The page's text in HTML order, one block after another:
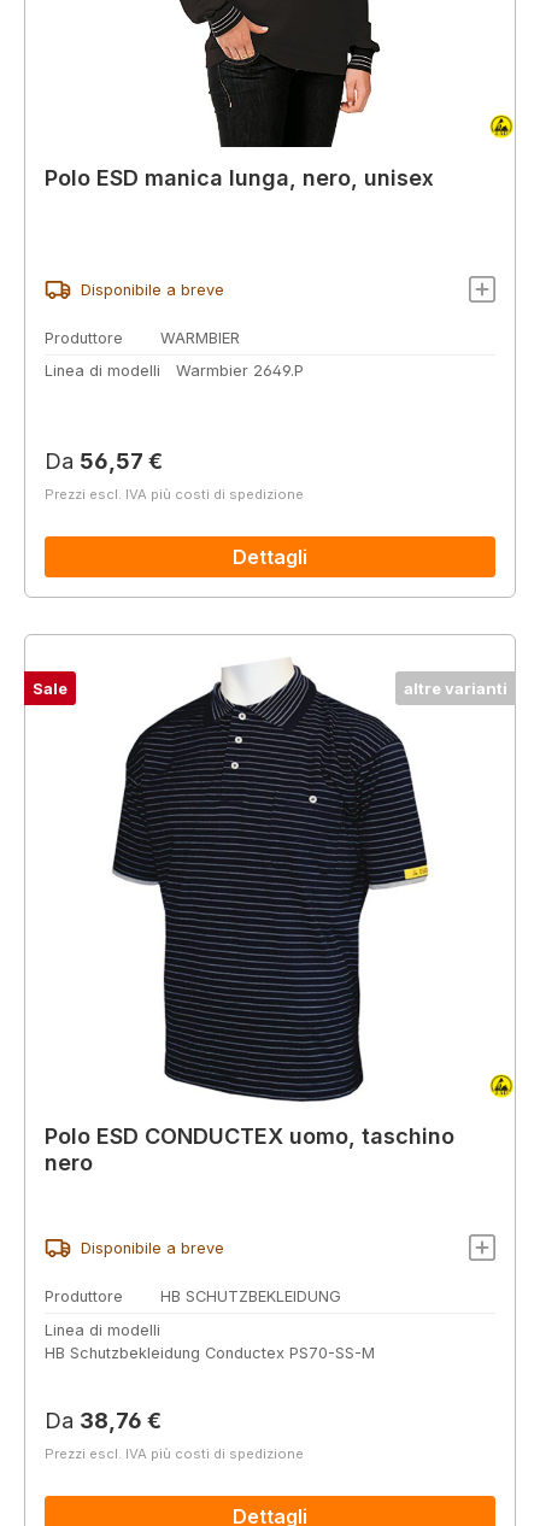
Polo ESD manica lunga, nero, unisex
Disponibile a breve
Produttore
WARMBIER
Linea di modelli
Warmbier 2649.P
Prezzo normale:
Da 56,57 €
Prezzi escl. IVA più costi di spedizione
Dettagli
altre varianti
Sale
Polo ESD CONDUCTEX uomo, taschino
nero
Disponibile a breve
Produttore
HB SCHUTZBEKLEIDUNG
Linea di modelli
HB Schutzbekleidung Conductex PS70-SS-M
Prezzo normale:
Da 38,76 €
Prezzi escl. IVA più costi di spedizione
Dettagli